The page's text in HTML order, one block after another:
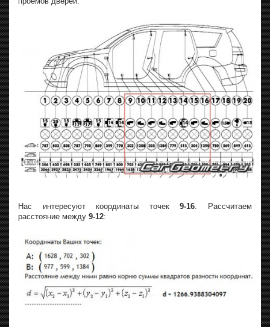
Нас интересуют координаты точек9-16. Рассчитаем
расстояние между 9-12: